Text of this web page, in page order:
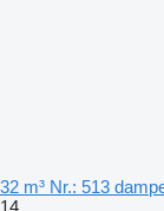
32 m³ Nr.: 513
14